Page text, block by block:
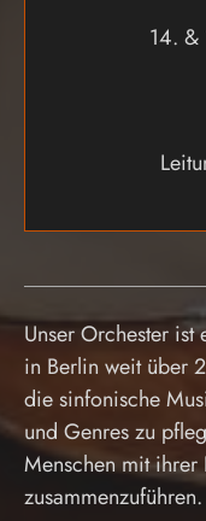
Unser Orchester
in Berlin weit über
die sinfonische
und Genres zu
Menschen mit
zusammenzuführen.
14. &